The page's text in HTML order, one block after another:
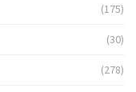
(175)
(30)
(278)